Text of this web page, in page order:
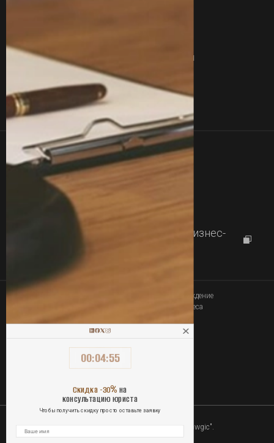
Вакансии Вопросы
Сертификаты Услуги
Команда
Контакты
г.Харьков, проспект Науки 46, Бизнес-
Работаем с 09:00 до 18:00
+380 77 357 00 00
+380 63 357 00 00
Юридическое сопровождение
покупки-продажи бизнеса
ОПЛАТА УСЛУГ ОНЛАЙН
2010-2026 Юридическая компания "Lawgic".
Все права защищены.
00:04:55
Скидка -30% на
консультацию юриста
Чтобы получить скидку просто оставьте заявку